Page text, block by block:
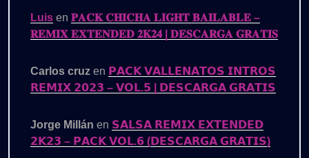
Luis en 𝐏𝐀𝐂𝐊 𝐂𝐇𝐈𝐂𝐇𝐀 𝐋𝐈𝐆𝐇𝐓 𝐁𝐀𝐈𝐋𝐀𝐁𝐋𝐄 –
𝐑𝐄𝐌𝐈𝐗 𝐄𝐗𝐓𝐄𝐍𝐃𝐄𝐃 𝟐𝐊𝟐𝟒 | 𝐃𝐄𝐒𝐂𝐀𝐑𝐆𝐀 𝐆𝐑𝐀𝐓𝐈𝐒
Carlos cruz en 𝗣𝗔𝗖𝗞 𝗩𝗔𝗟𝗟𝗘𝗡𝗔𝗧𝗢𝗦 𝗜𝗡𝗧𝗥𝗢𝗦
𝗥𝗘𝗠𝗜𝗫 𝟮𝟬𝟮𝟯 – 𝗩𝗢𝗟.𝟱 | 𝗗𝗘𝗦𝗖𝗔𝗥𝗚𝗔 𝗚𝗥𝗔𝗧𝗜𝗦
Jorge Millán en 𝗦𝗔𝗟𝗦𝗔 𝗥𝗘𝗠𝗜𝗫 𝗘𝗫𝗧𝗘𝗡𝗗𝗘𝗗
𝟮𝗞𝟮𝟯 – 𝗣𝗔𝗖𝗞 𝗩𝗢𝗟.𝟲 (𝗗𝗘𝗦𝗖𝗔𝗥𝗚𝗔 𝗚𝗥𝗔𝗧𝗜𝗦)